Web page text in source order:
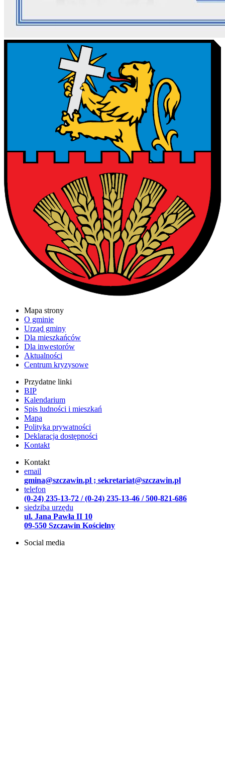
Mapa strony
O gminie
Urząd gminy
Dla mieszkańców
Dla inwestorów
Aktualności
Centrum kryzysowe
Przydatne linki
BIP
Kalendarium
Spis ludności i mieszkań
Mapa
Polityka prywatności
Deklaracja dostępności
Kontakt
Kontakt
email
gmina@szczawin.pl ; sekretariat@szczawin.pl
telefon
(0-24) 235-13-72 / (0-24) 235-13-46 / 500-821-686
siedziba urzędu
ul. Jana Pawła II 10
09-550 Szczawin Kościelny
Social media